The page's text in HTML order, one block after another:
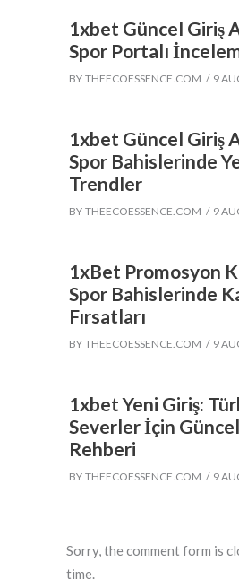
1xbet Güncel Giriş
Spor Portalı
BY THEECOESSENCE.COM 9
1xbet Güncel Giriş
Spor Bahislerinde
Trendler
BY THEECOESSENCE.COM 9
1xBet Promosyon
Spor Bahislerinde
Fırsatları
BY THEECOESSENCE.COM 9
1xbet Yeni Giriş:
Severler İçin
Rehberi
BY THEECOESSENCE.COM 9
Sorry, the comment form is
time.